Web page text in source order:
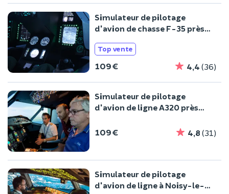
Simulateur de pilotage
d'avion de chasse F-35 près
Top vente
109 € 4,4 (36)
Simulateur de pilotage
d'avion de ligne A320 près
109 € 4,8 (31)
Simulateur de pilotage
d'avion de ligne à Noisy-le-